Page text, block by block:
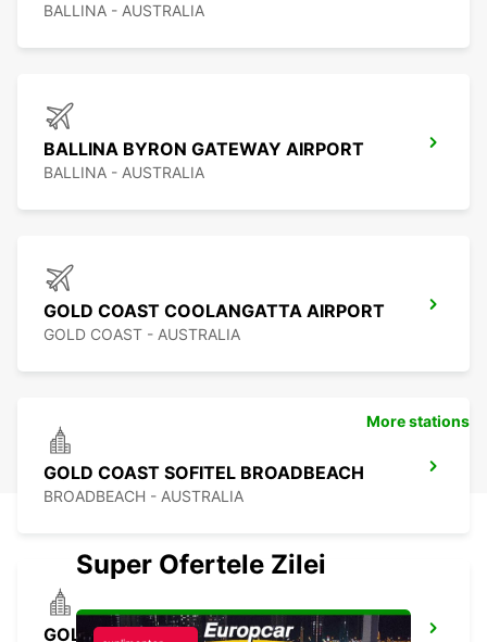
BALLINA - AUSTRALIA
BALLINA BYRON GATEWAY AIRPORT
BALLINA - AUSTRALIA
GOLD COAST COOLANGATTA AIRPORT
GOLD COAST - AUSTRALIA
GOLD COAST SOFITEL BROADBEACH
BROADBEACH - AUSTRALIA
GOLD COAST SOUTHPORT
More stations
Super Ofertele Zilei